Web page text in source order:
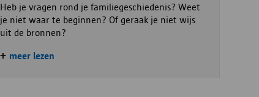
Heb je vragen rond je familiegeschiedenis? Weet
je niet waar te beginnen? Of geraak je niet wijs
uit de bronnen?
meer lezen